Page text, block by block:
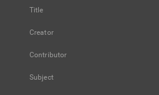
Title
Creator
Contributor
Subject